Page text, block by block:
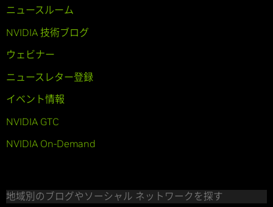
ニュースルーム
NVIDIA 技術ブログ
ウェビナー
ニュースレター登録
イベント情報
NVIDIA GTC
NVIDIA On-Demand
地域別のブログやソーシャル ネットワークを探す